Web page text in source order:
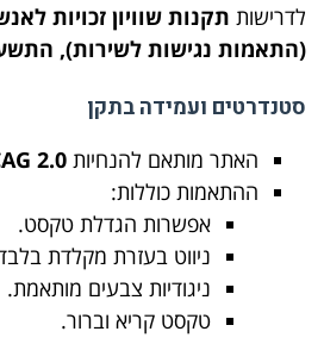
לדרישות תקנות שוויון זכויות
(התאמות נגישות לשירות), התשע"ג-
סטנדרטים ועמידה בתקן
האתר מותאם להנחיות 2.0
ההתאמות כוללות:
אפשרות הגדלת טקסט.
ניווט בעזרת מקלדת
ניגודיות צבעים מותאמת.
טקסט קריא וברור.